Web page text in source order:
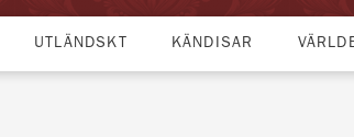
UTLÄNDSKT KÄNDISAR